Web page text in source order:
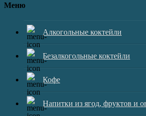
Меню
Алкогольные коктейли
Безалкогольные коктейли
Кофе
Напитки из ягод, фруктов и